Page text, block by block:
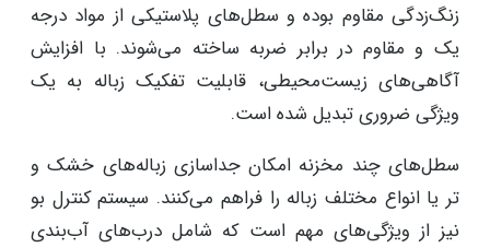
زنگ‌زدگی مقاوم بوده و سطل‌های پلاستیکی از مواد درجه
یک و مقاوم در برابر ضربه ساخته می‌شوند. با افزایش
آگاهی‌های زیست‌محیطی، قابلیت تفکیک زباله به یک
ویژگی ضروری تبدیل شده است.
سطل‌های چند مخزنه امکان جداسازی زباله‌های خشک و
تر یا انواع مختلف زباله را فراهم می‌کنند. سیستم کنترل بو
نیز از ویژگی‌های مهم است که شامل درب‌های آب‌بندی